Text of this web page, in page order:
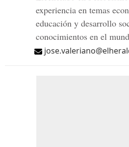
experiencia en temas
educación y desarrollo
conocimientos en el